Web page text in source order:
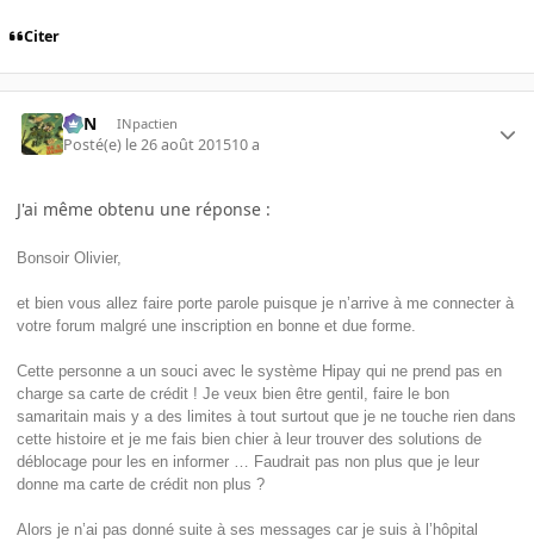
Citer
RFN INpactien
Posté(e) le 26 août 201510 a
J'ai même obtenu une réponse :
Bonsoir Olivier,
et bien vous allez faire porte parole puisque je n’arrive à me connecter à
votre forum malgré une inscription en bonne et due forme.
Cette personne a un souci avec le système Hipay qui ne prend pas en
charge sa carte de crédit ! Je veux bien être gentil, faire le bon
samaritain mais y a des limites à tout surtout que je ne touche rien dans
cette histoire et je me fais bien chier à leur trouver des solutions de
déblocage pour les en informer … Faudrait pas non plus que je leur
donne ma carte de crédit non plus ?
Alors je n’ai pas donné suite à ses messages car je suis à l’hôpital